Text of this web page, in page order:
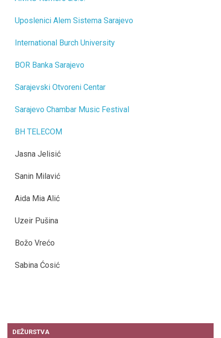
Uposlenici Alem Sistema Sarajevo
International Burch University
BOR Banka Sarajevo
Sarajevski Otvoreni Centar
Sarajevo Chambar Music Festival
BH TELECOM
Jasna Jelisić
Sanin Milavić
Aida Mia Alić
Uzeir Pušina
Božo Vrećo
Sabina Ćosić
DEŽURSTVA